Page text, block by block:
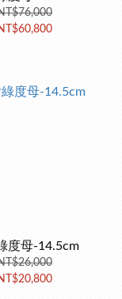
度母-14.5cm